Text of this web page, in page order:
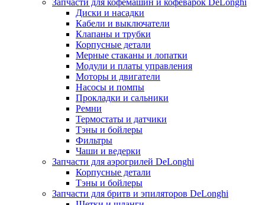
Запчасти для кофемашин и кофеварок DeLonghi
Диски и насадки
Кабели и выключатели
Клапаны и трубки
Корпусные детали
Мерные стаканы и лопатки
Модули и платы управления
Моторы и двигатели
Насосы и помпы
Прокладки и сальники
Ремни
Термостаты и датчики
Тэны и бойлеры
Фильтры
Чаши и ведерки
Запчасти для аэрогрилей DeLonghi
Корпусные детали
Тэны и бойлеры
Запчасти для бритв и эпиляторов DeLonghi